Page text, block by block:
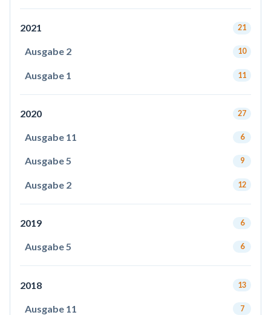
2021 21
Ausgabe 2 10
Ausgabe 1 11
2020 27
Ausgabe 11 6
Ausgabe 5 9
Ausgabe 2 12
2019 6
Ausgabe 5 6
2018 13
Ausgabe 11 7